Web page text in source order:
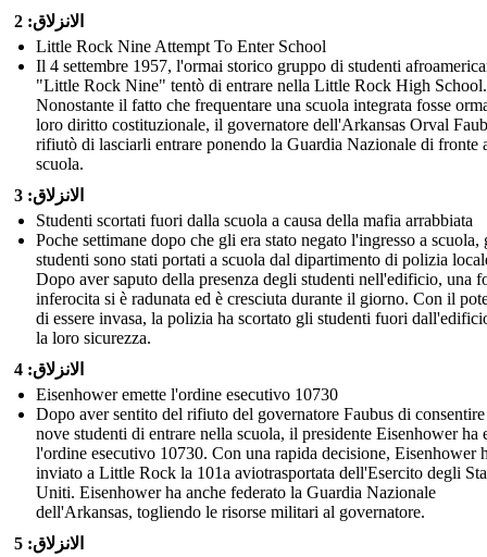
الانزلاق: 2
Little Rock Nine Attempt To Enter School
Il 4 settembre 1957, l'ormai storico gruppo di studenti
"Little Rock Nine" tentò di entrare nella Little Rock High School.
Nonostante il fatto che frequentare una scuola integrata fosse
loro diritto costituzionale, il governatore dell'Arkansas Orval
rifiutò di lasciarli entrare ponendo la Guardia Nazionale di fronte
scuola.
الانزلاق: 3
Studenti scortati fuori dalla scuola a causa della mafia arrabbiata
Poche settimane dopo che gli era stato negato l'ingresso a scuola,
studenti sono stati portati a scuola dal dipartimento di polizia
Dopo aver saputo della presenza degli studenti nell'edificio, una
inferocita si è radunata ed è cresciuta durante il giorno. Con il
di essere invasa, la polizia ha scortato gli studenti fuori
la loro sicurezza.
الانزلاق: 4
Eisenhower emette l'ordine esecutivo 10730
Dopo aver sentito del rifiuto del governatore Faubus di
nove studenti di entrare nella scuola, il presidente Eisenhower ha
l'ordine esecutivo 10730. Con una rapida decisione, Eisenhower
inviato a Little Rock la 101a aviotrasportata dell'Esercito degli
Uniti. Eisenhower ha anche federato la Guardia Nazionale
dell'Arkansas, togliendo le risorse militari al governatore.
الانزلاق: 5